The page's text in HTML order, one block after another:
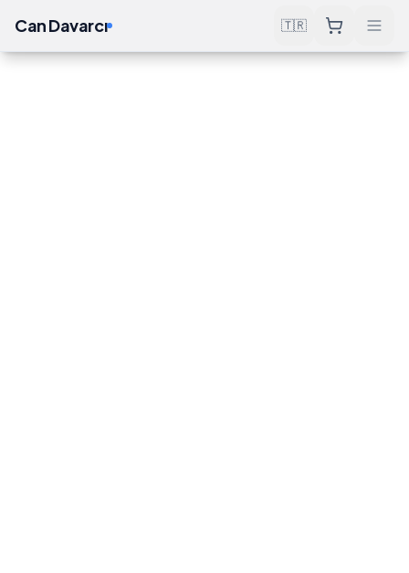
Can Davarcı 🇹🇷